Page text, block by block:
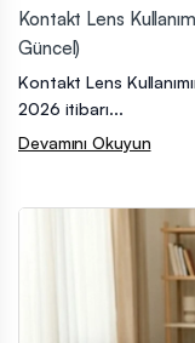
Kontakt Lens
Güncel)
Kontakt Lens
2026 itibarı...
Devamını Okuyun